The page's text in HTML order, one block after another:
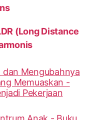
(Long Distance